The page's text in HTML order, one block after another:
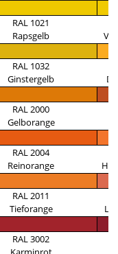
RAL 1021
Rapsgelb
RAL 1032
Ginstergelb
RAL 2000
Gelborange
RAL 2004
Reinorange
RAL 2011
Tieforange
RAL 3002